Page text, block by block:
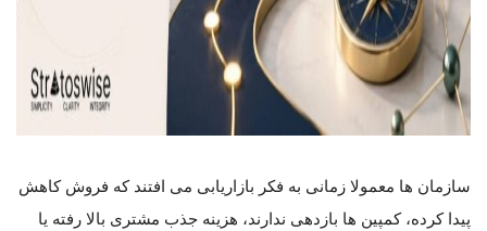
سازمان ها معمولا زمانی به فکر بازاریابی می افتند که فروش کاهش
پیدا کرده، کمپین ها بازدهی ندارند، هزینه جذب مشتری بالا رفته یا